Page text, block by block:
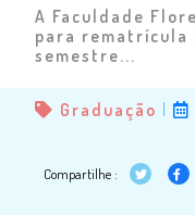
A Faculdade
para
semestre...
Graduação |
Compartilhe :